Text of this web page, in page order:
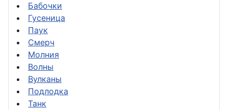
Бабочки
Гусеница
Паук
Смерч
Молния
Волны
Вулканы
Подлодка
Танк